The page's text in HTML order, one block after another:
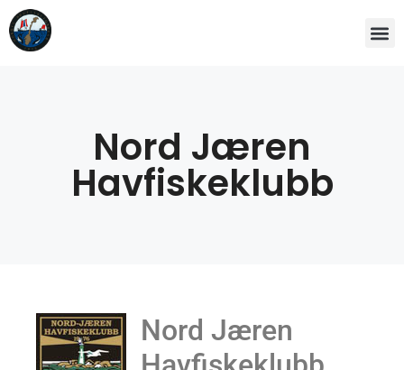
Nord Jæren
Havfiskeklubb
Nord Jæren